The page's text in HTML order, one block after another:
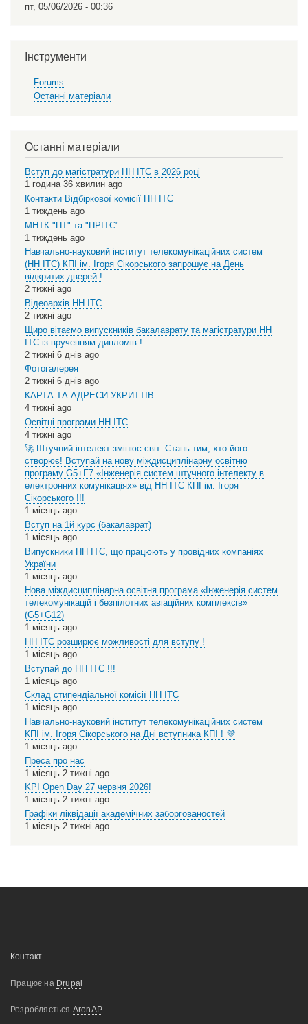
пт, 05/06/2026 - 00:36
Інструменти
Forums
Останні матеріали
Останні матеріали
Вступ до магістратури НН ІТС в 2026 році
1 година 36 хвилин ago
Контакти Відбіркової комісії НН ІТС
1 тиждень ago
МНТК "ПТ" та "ПРІТС"
1 тиждень ago
Навчально-науковий інститут телекомунікаційних систем
(НН ІТС) КПІ ім. Ігоря Сікорського запрошує на День
відкритих дверей !
2 тижні ago
Відеоархів НН ІТС
2 тижні ago
Щиро вітаємо випускників бакалаврату та магістратури НН
ІТС із врученням дипломів !
2 тижні 6 днів ago
Фотогалерея
2 тижні 6 днів ago
КАРТА ТА АДРЕСИ УКРИТТІВ
4 тижні ago
Освітні програми НН ІТС
4 тижні ago
🚀 Штучний інтелект змінює світ. Стань тим, хто його
створює! Вступай на нову міждисциплінарну освітню
програму G5+F7 «Інженерія систем штучного інтелекту в
електронних комунікаціях» від НН ІТС КПІ ім. Ігоря
Сікорського !!!
1 місяць ago
Вступ на 1й курс (бакалаврат)
1 місяць ago
Випускники НН ІТС, що працюють у провідних компаніях
України
1 місяць ago
Нова міждисциплінарна освітня програма «Інженерія систем
телекомунікацій і безпілотних авіаційних комплексів»
(G5+G12)
1 місяць ago
НН ІТС розширює можливості для вступу !
1 місяць ago
Вступай до НН ІТС !!!
1 місяць ago
Склад стипендіальної комісії НН ІТС
1 місяць ago
Навчально-науковий інститут телекомунікаційних систем
КПІ ім. Ігоря Сікорського на Дні вступника КПІ ! 💜
1 місяць ago
Преса про нас
1 місяць 2 тижні ago
KPI Open Day 27 червня 2026!
1 місяць 2 тижні ago
Графіки ліквідації академічних заборгованостей
1 місяць 2 тижні ago
Меню
колонтитулу
Контакт
Працює на Drupal
Розробляється AronAP